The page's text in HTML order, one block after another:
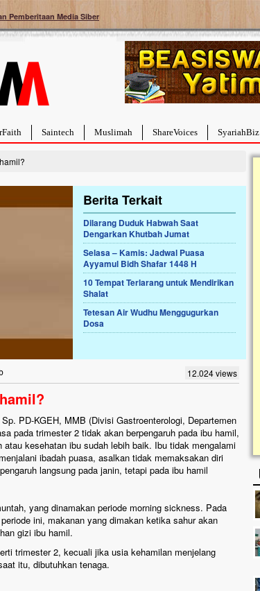
Pemberitaan Media Siber
Saintech Muslimah ShareVoices SyariahBiz
Berita Terkait
Dilarang Duduk Habwah Saat
Dengarkan Khutbah Jumat
Selasa – Kamis: Jadwal Puasa
Ayyamul Bidh Shafar 1448 H
10 Tempat Terlarang untuk Mendirikan
Shalat
Tetesan Air Wudhu Menggugurkan
Dosa
12.024 views
PD-KGEH, MMB (Divisi Gastroenterologi, Departemen
pada trimester 2 tidak akan berpengaruh pada ibu hamil,
kesehatan ibu sudah lebih baik. Ibu tidak mengalami
ibadah puasa, asalkan tidak memaksakan diri
langsung pada janin, tetapi pada ibu hamil
yang dinamakan periode morning sickness. Pada
ini, makanan yang dimakan ketika sahur akan
gizi ibu hamil.
trimester 2, kecuali jika usia kehamilan menjelang
itu, dibutuhkan tenaga.
Sembuh Dari
dengan
baru
imut ini harus
yaitu tumor
Nasib masjid di Kampung Cilumbu ini sungguh
mengenaskan. Lima tahun mangkrak, kini nyaris